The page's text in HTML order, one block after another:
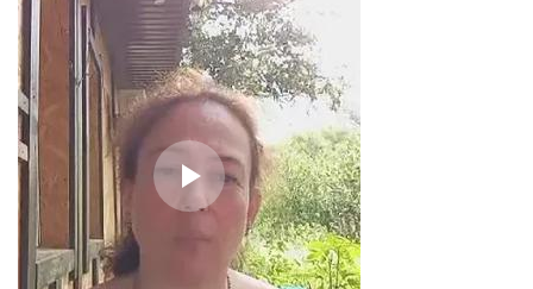
ChatApp
online
Мессенджеры
Свяжитесь с нами через любой удобный мессенджер!